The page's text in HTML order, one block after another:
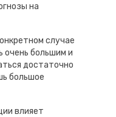
на
случае
очень большим и
достаточно
большое
влияет